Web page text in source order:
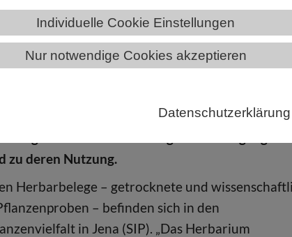
Individuelle Cookie Einstellungen
Nur notwendige Cookies akzeptieren
Datenschutzerklärung
von Ethik, Fairness und globaler
geleitet sein sollte. Ein Forschungsteam stellt
„Ethical Collectomics“ vor. Es soll sicherstellen,
Zudem enthält die Studie konkrete
zu deren Nutzung.
Herbarbelege – getrocknete und
– befinden sich in den
in Jena (SIP). „Das Herbarium